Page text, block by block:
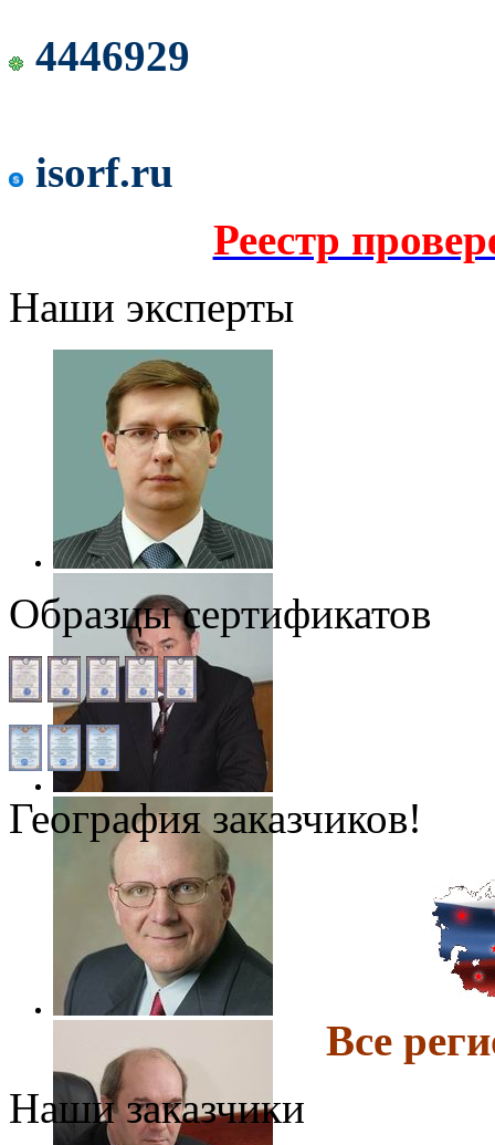
4446929
isorf.ru
Реестр
Наши эксперты
Образцы сертификатов
География заказчиков!
Все
Наши заказчики